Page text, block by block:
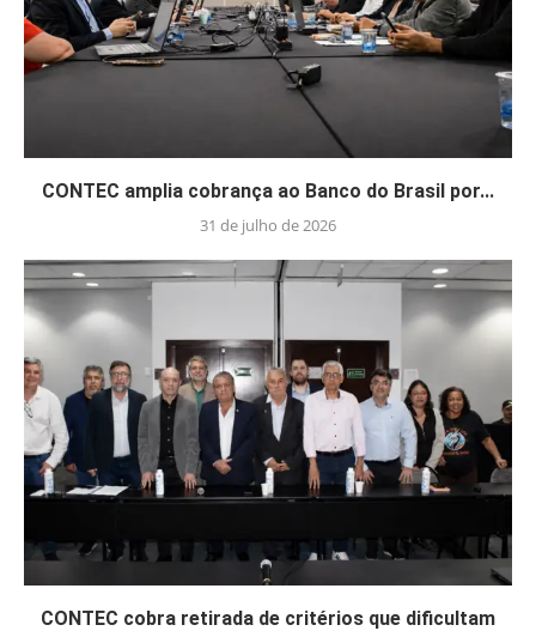
CONTEC amplia cobrança ao Banco do Brasil por...
31 de julho de 2026
CONTEC cobra retirada de critérios que dificultam